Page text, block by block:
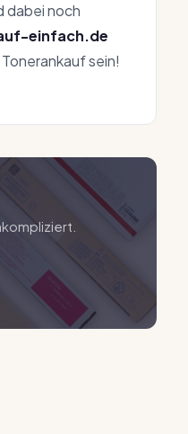
dabei noch
einfach.de
sein!